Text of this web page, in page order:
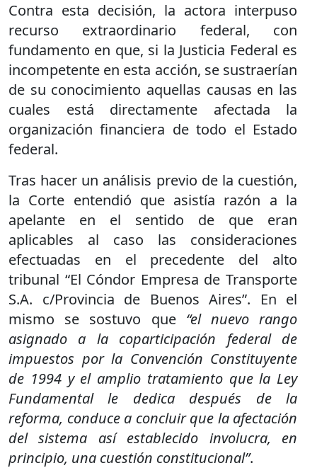
Contra esta decisión, la actora interpuso
recurso extraordinario federal, con
fundamento en que, si la Justicia Federal es
incompetente en esta acción, se sustraerían
de su conocimiento aquellas causas en las
cuales está directamente afectada la
organización financiera de todo el Estado
federal.
Tras hacer un análisis previo de la cuestión,
la Corte entendió que asistía razón a la
apelante en el sentido de que eran
aplicables al caso las consideraciones
efectuadas en el precedente del alto
tribunal “El Cóndor Empresa de Transporte
S.A. c/Provincia de Buenos Aires”. En el
mismo se sostuvo que “el nuevo rango
asignado a la coparticipación federal de
impuestos por la Convención Constituyente
de 1994 y el amplio tratamiento que la Ley
Fundamental le dedica después de la
reforma, conduce a concluir que la afectación
del sistema así establecido involucra, en
principio, una cuestión constitucional”.